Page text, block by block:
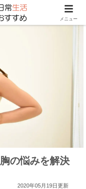
の悩みを解決
2020年05月19日更新
メニュー